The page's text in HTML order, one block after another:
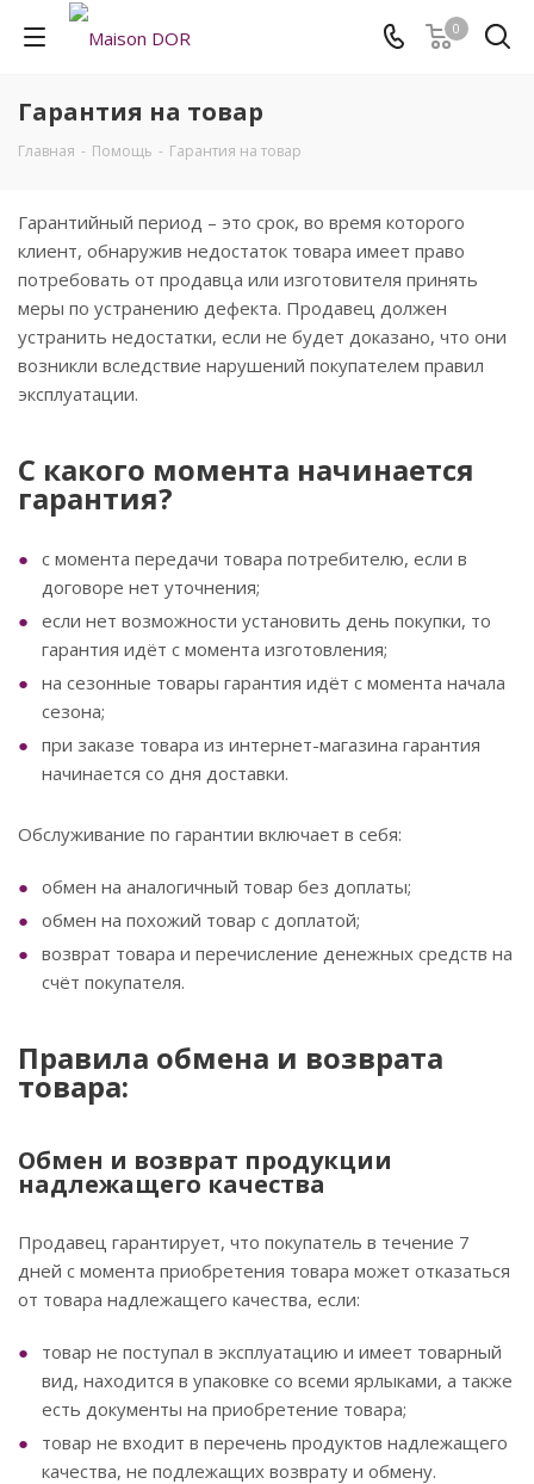
0
Гарантия на товар
Главная - Помощь - Гарантия на товар
Гарантийный период – это срок, во время которого
клиент, обнаружив недостаток товара имеет право
потребовать от продавца или изготовителя принять
меры по устранению дефекта. Продавец должен
устранить недостатки, если не будет доказано, что они
возникли вследствие нарушений покупателем правил
эксплуатации.
С какого момента начинается
гарантия?
с момента передачи товара потребителю, если в
договоре нет уточнения;
если нет возможности установить день покупки, то
гарантия идёт с момента изготовления;
на сезонные товары гарантия идёт с момента начала
сезона;
при заказе товара из интернет-магазина гарантия
начинается со дня доставки.
Обслуживание по гарантии включает в себя:
обмен на аналогичный товар без доплаты;
обмен на похожий товар с доплатой;
возврат товара и перечисление денежных средств на
счёт покупателя.
Правила обмена и возврата
товара:
Обмен и возврат продукции
надлежащего качества
Продавец гарантирует, что покупатель в течение 7
дней с момента приобретения товара может отказаться
от товара надлежащего качества, если:
товар не поступал в эксплуатацию и имеет товарный
вид, находится в упаковке со всеми ярлыками, а также
есть документы на приобретение товара;
товар не входит в перечень продуктов надлежащего
качества, не подлежащих возврату и обмену.